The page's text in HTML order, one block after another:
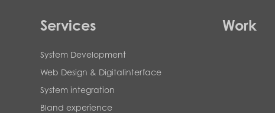
Services
System Development
Web Design & Digitalinterface
System integration
Bland experience
Work